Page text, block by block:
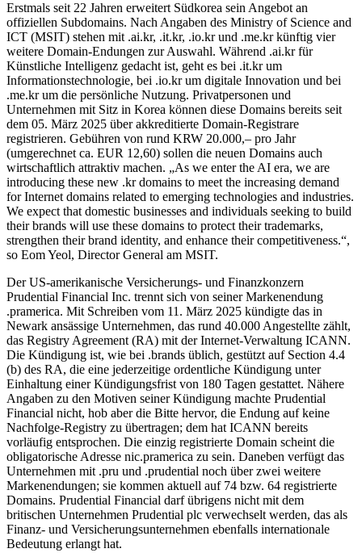
Erstmals seit 22 Jahren erweitert Südkorea sein Angebot an
offiziellen Subdomains. Nach Angaben des Ministry of Science and
ICT (MSIT) stehen mit .ai.kr, .it.kr, .io.kr und .me.kr künftig vier
weitere Domain-Endungen zur Auswahl. Während .ai.kr für
Künstliche Intelligenz gedacht ist, geht es bei .it.kr um
Informationstechnologie, bei .io.kr um digitale Innovation und bei
.me.kr um die persönliche Nutzung. Privatpersonen und
Unternehmen mit Sitz in Korea können diese Domains bereits seit
dem 05. März 2025 über akkreditierte Domain-Registrare
registrieren. Gebühren von rund KRW 20.000,– pro Jahr
(umgerechnet ca. EUR 12,60) sollen die neuen Domains auch
wirtschaftlich attraktiv machen. „As we enter the AI era, we are
introducing these new .kr domains to meet the increasing demand
for Internet domains related to emerging technologies and industries.
We expect that domestic businesses and individuals seeking to build
their brands will use these domains to protect their trademarks,
strengthen their brand identity, and enhance their competitiveness.“,
so Eom Yeol, Director General am MSIT.
Der US-amerikanische Versicherungs- und Finanzkonzern
Prudential Financial Inc. trennt sich von seiner Markenendung
.pramerica. Mit Schreiben vom 11. März 2025 kündigte das in
Newark ansässige Unternehmen, das rund 40.000 Angestellte zählt,
das Registry Agreement (RA) mit der Internet-Verwaltung ICANN.
Die Kündigung ist, wie bei .brands üblich, gestützt auf Section 4.4
(b) des RA, die eine jederzeitige ordentliche Kündigung unter
Einhaltung einer Kündigungsfrist von 180 Tagen gestattet. Nähere
Angaben zu den Motiven seiner Kündigung machte Prudential
Financial nicht, hob aber die Bitte hervor, die Endung auf keine
Nachfolge-Registry zu übertragen; dem hat ICANN bereits
vorläufig entsprochen. Die einzig registrierte Domain scheint die
obligatorische Adresse nic.pramerica zu sein. Daneben verfügt das
Unternehmen mit .pru und .prudential noch über zwei weitere
Markenendungen; sie kommen aktuell auf 74 bzw. 64 registrierte
Domains. Prudential Financial darf übrigens nicht mit dem
britischen Unternehmen Prudential plc verwechselt werden, das als
Finanz- und Versicherungsunternehmen ebenfalls internationale
Bedeutung erlangt hat.